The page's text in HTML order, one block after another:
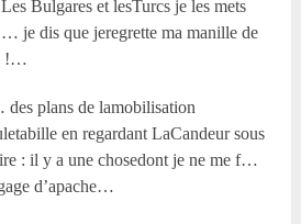
Bulgares et lesTurcs je les mets
je dis que jeregrette ma manille de
!…
plans de lamobilisation
en regardant LaCandeur sous
: il y a une chosedont je ne me f…
d’apache…